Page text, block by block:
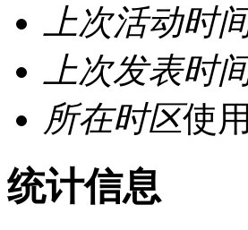
上次活动时
上次发表时
所在时区使
统计信息